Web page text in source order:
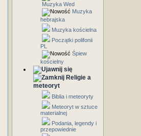
Muzyka Wed
Muzyka
hebrajska
Muzyka kościelna
Początki polifonii
PL
Śpiew
kościelny
Religie a
meteoryt
Biblia i meteoryty
Meteoryt w sztuce
materialnej
Podania, legendy i
przepowiednie